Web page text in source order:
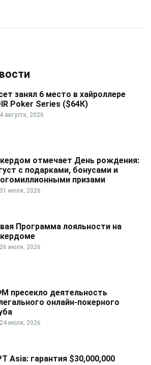
занял 6 место в хайроллере
Poker Series ($64К)
4 августа, 2026
отмечает День рождения:
с подарками, бонусами и
призами
31 июля, 2026
Программа лояльности на
26 июля, 2026
пресекло деятельность
онлайн-покерного
24 июля, 2026
Asia: гарантия $30,000,000